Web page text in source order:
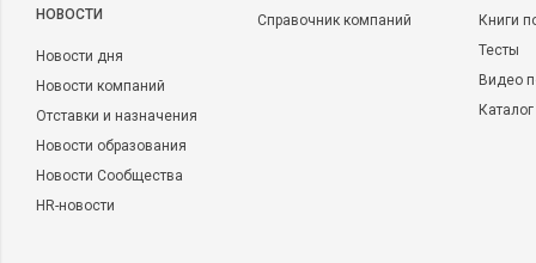
НОВОСТИ
Новости дня
Новости компаний
Отставки и назначения
Новости образования
Новости Сообщества
HR-новости
Справочник компаний
Книги
Тесты
Видео